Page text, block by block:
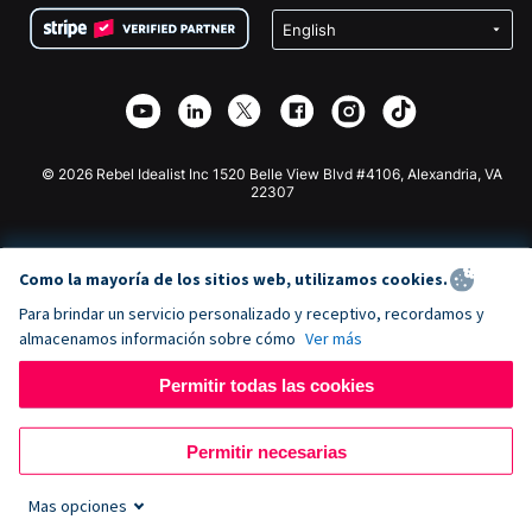
Privacidad
Asociación de afiliados
Recaudación de fondos para escuelas
Plugin de donaciones de Wix
Aplicación de donaciones de Webflow
Donaciones de Joomla
© 2026 Rebel Idealist Inc 1520 Belle View Blvd #4106, Alexandria, VA
22307
Como la mayoría de los sitios web, utilizamos cookies.
Para brindar un servicio personalizado y receptivo, recordamos y
almacenamos información sobre cómo Ver más
Permitir todas las cookies
Permitir necesarias
Mas opciones